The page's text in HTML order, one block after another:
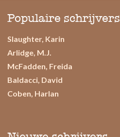
Populaire schrijvers
Slaughter, Karin
Arlidge, M.J.
McFadden, Freida
Baldacci, David
Coben, Harlan